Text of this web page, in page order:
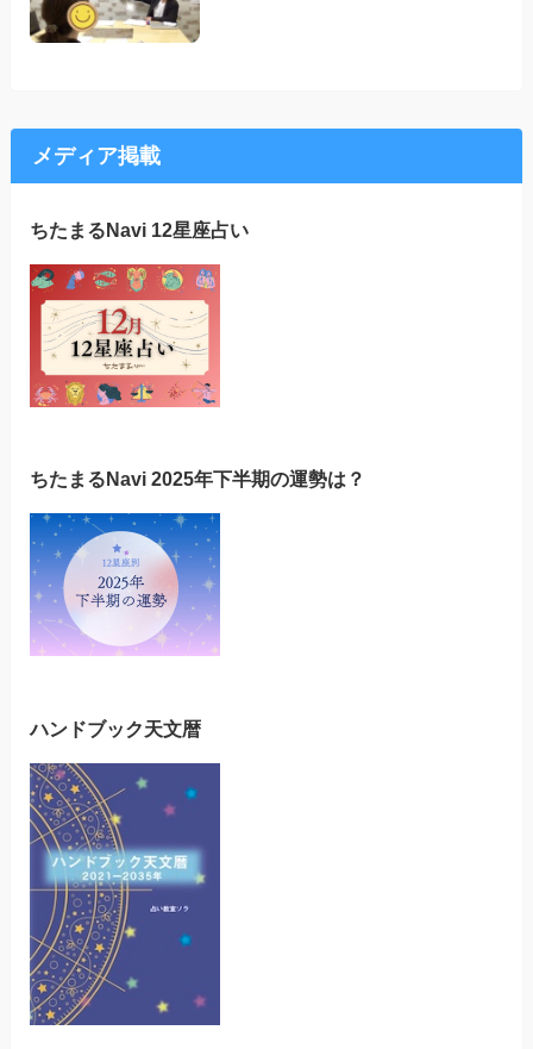
メディア掲載
ちたまるNavi 12星座占い
ちたまるNavi 2025年下半期の運勢は？
ハンドブック天文暦